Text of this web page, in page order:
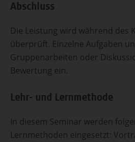
Abschluss
Die Leistung wird während des
überprüft. Einzelne Aufgaben
Gruppenarbeiten oder
Bewertung ein.
Lehr- und Lernmethode
In diesem Seminar werden
Lernmethoden eingesetzt: